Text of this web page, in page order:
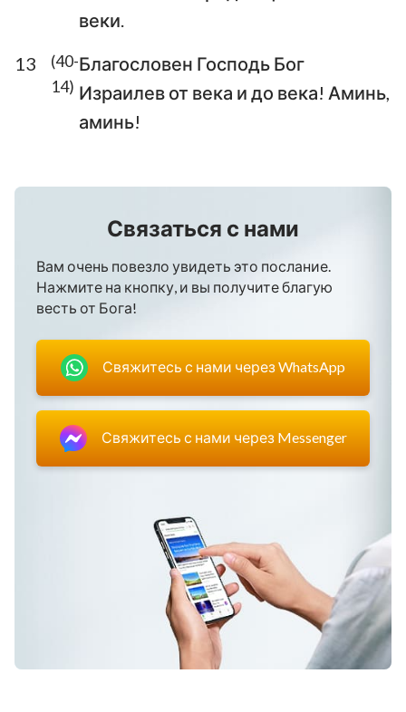
44
50
51 52 53 54 55
57
58 59 60 61 62
63
65
86 87 88 89 90
92
93 94 95 96 97
99
100
106
107 108 109 110 111
112
113
114 115 116 117 118
119
120
121 122 123 124 125
126
127
128 129 130 131 132
133
143 144
150
веки.
13
(40-
14)
Благословен Господь Бог
Израилев от века и до века! Аминь,
аминь!
Связаться с нами
Вам очень повезло увидеть это послание.
Нажмите на кнопку, и вы получите благую
весть от Бога!
Свяжитесь с нами через WhatsApp
Свяжитесь с нами через Messenger